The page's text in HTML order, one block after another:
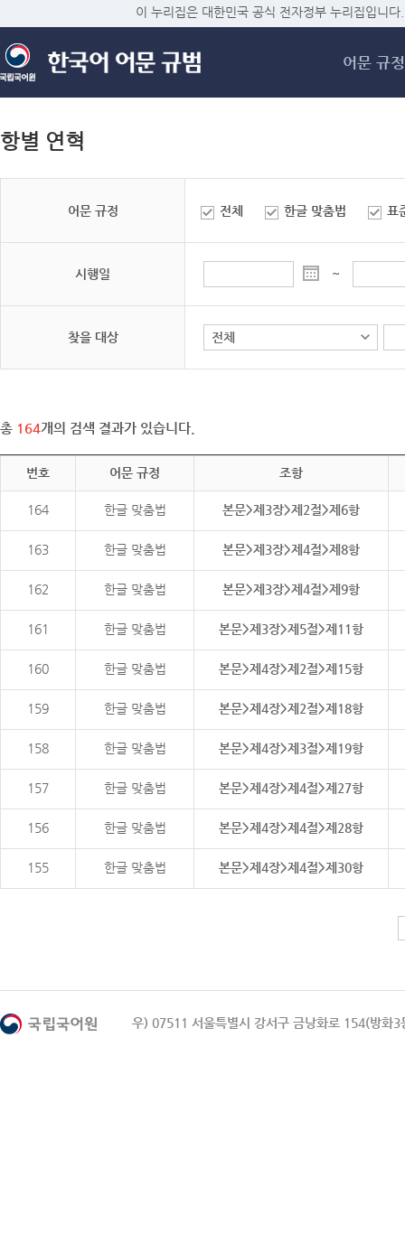
메
이 누리집은 대한민국 공식 전자정부 누리집입니다.
어문 규정
항별 연혁
어문 규정 전체 한글 맞춤법 표
시행일 ~
찾을 대상
총 164개의 검색 결과가 있습니다.
번호 어문 규정 조항
164 한글 맞춤법 본문>제3장>제2절>제6항
163 한글 맞춤법 본문>제3장>제4절>제8항
162 한글 맞춤법 본문>제3장>제4절>제9항
161 한글 맞춤법 본문>제3장>제5절>제11항
160 한글 맞춤법 본문>제4장>제2절>제15항
159 한글 맞춤법 본문>제4장>제2절>제18항
158 한글 맞춤법 본문>제4장>제3절>제19항
157 한글 맞춤법 본문>제4장>제4절>제27항
156 한글 맞춤법 본문>제4장>제4절>제28항
155 한글 맞춤법 본문>제4장>제4절>제30항
우) 07511 서울특별시 강서구 금낭화로 154(방화3